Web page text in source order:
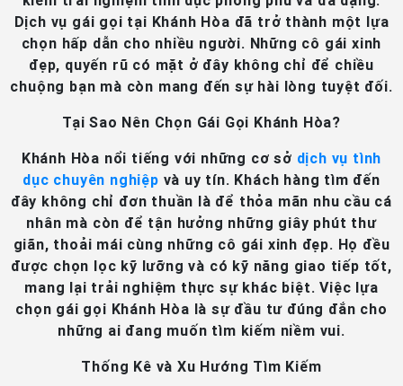
Dịch vụ gái gọi tại Khánh Hòa đã trở thành một lựa
chọn hấp dẫn cho nhiều người. Những cô gái xinh
đẹp, quyến rũ có mặt ở đây không chỉ để chiều
chuộng bạn mà còn mang đến sự hài lòng tuyệt đối.
Tại Sao Nên Chọn Gái Gọi Khánh Hòa?
Khánh Hòa nổi tiếng với những cơ sở dịch vụ tình
dục chuyên nghiệp và uy tín. Khách hàng tìm đến
đây không chỉ đơn thuần là để thỏa mãn nhu cầu cá
nhân mà còn để tận hưởng những giây phút thư
giãn, thoải mái cùng những cô gái xinh đẹp. Họ đều
được chọn lọc kỹ lưỡng và có kỹ năng giao tiếp tốt,
mang lại trải nghiệm thực sự khác biệt. Việc lựa
chọn gái gọi Khánh Hòa là sự đầu tư đúng đắn cho
những ai đang muốn tìm kiếm niềm vui.
Thống Kê và Xu Hướng Tìm Kiếm